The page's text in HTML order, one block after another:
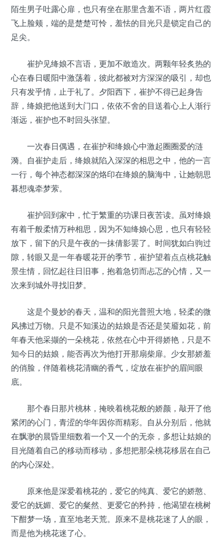
陌生男子吐露心扉，也只有坐在那里含羞不语，两片红霞
飞上脸颊，端的是楚楚可怜，羞怯的目光只是锁定自己的
足尖。
崔护见绛娘不言语，更加不敢造次。两颗年轻炙热的
心在春日暖阳中激荡着，彼此都被对方深深的吸引，却也
只有发乎情，止于礼了。夕阳西下，崔护不得已起身告
辞，绛娘把他送到大门口，依依不舍的目送着心上人渐行
渐远，崔护也不时回头张望。
一次春日偶遇，在崔护和绛娘心中激起圈圈爱的涟
漪。自崔护走后，绛娘就陷入深深的相思之中，他的一言
一行，每个神态都深深的烙印在绛娘的脑海中，让她朝思
暮想魂牵梦萦。
崔护回到家中，忙于繁重的功课日夜苦读。虽对绛娘
有着千般柔情万种相思，因为不知绛娘心思，也只有轻轻
放下，留下的只是午夜的一抹倩影罢了。时间犹如白驹过
隙，转眼又是一年春暖花开的季节，崔护望着点点桃花触
景生情，回忆起往日旧事，抱着急切而忐忑的心情，又一
次来到城外寻找旧梦。
这是个曼妙的春天，温和的阳光普照大地，轻柔的微
风拂过万物。只是不知溪边的姑娘是否还是笑靥如花，前
年春天他采撷的一朵桃花，依然在心中开得娇艳，只是不
知今日的姑娘，能否再次为他打开那扇柴扉。少女那娇羞
的俏脸，伴随着桃花清幽的香气，绽放在崔护的眉间眼
底。
那个春日那片桃林，掩映着桃花般的娇颜，敲开了他
紧闭的心门，青涩的华年因你而精彩。自从分别后，他就
在飘渺的晨昏里细数着一个又一个的无奈，多想让姑娘的
目光随着自己的移动而移动，多想把那朵桃花移居在自己
的内心深处。
原来他是深爱着桃花的，爱它的纯真、爱它的娇憨、
爱它的妩媚、爱它的粲然、更爱它的矜持，他渴望在桃树
下酣梦一场，直至地老天荒。原来不是桃花迷了人的眼，
而是他为桃花迷了心。